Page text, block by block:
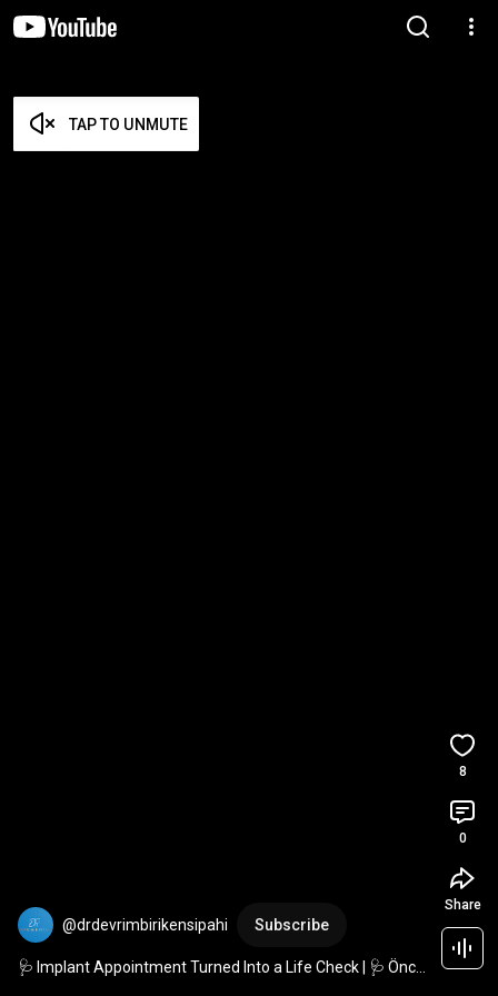
TAP TO UNMUTE
@drdevrimbirikensipahi Subscribe
🩺 Implant Appointment Turned Into a Life Check | 🩺 Önce
8
0
Share